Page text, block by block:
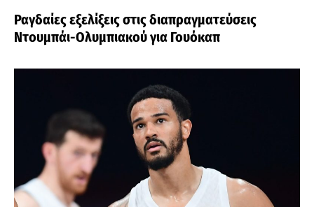
Ραγδαίες εξελίξεις στις διαπραγματεύσεις
Ντουμπάι-Ολυμπιακού για Γουόκαπ